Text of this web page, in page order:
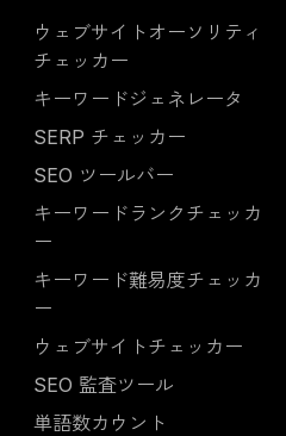
ウェブサイトオーソリティ
チェッカー
キーワードジェネレータ
SERP チェッカー
SEO ツールバー
キーワードランクチェッカ
ー
キーワード難易度チェッカ
ー
ウェブサイトチェッカー
SEO 監査ツール
単語数カウント